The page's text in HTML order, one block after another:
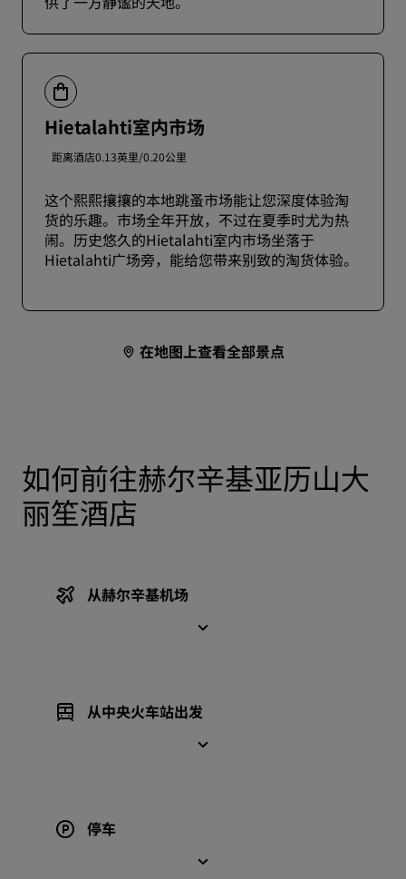
Hietalahti室内市场
距离酒店0.13英里/0.20公里
这个熙熙攘攘的本地跳蚤市场能让您深度体验淘
货的乐趣。市场全年开放，不过在夏季时尤为热
闹。历史悠久的Hietalahti室内市场坐落于
Hietalahti广场旁，能给您带来别致的淘货体验。
在地图上查看全部景点
如何前往赫尔辛基亚历山大
丽笙酒店
从赫尔辛基机场
从中央火车站出发
停车